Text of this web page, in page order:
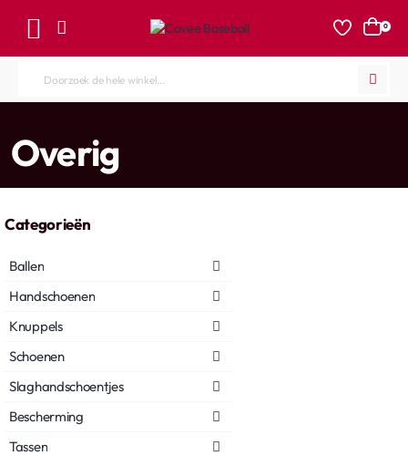
0
Doorzoek
winkel...
Overig
Categorieën
Ballen
Handschoenen
Knuppels
Schoenen
Slaghandschoentjes
Bescherming
Tassen